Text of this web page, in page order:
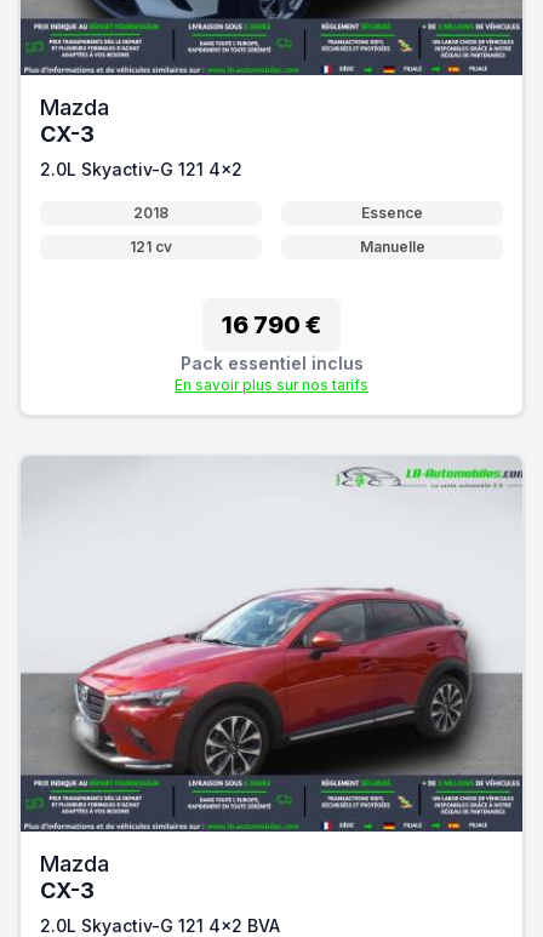
Mazda
CX-3
2.0L Skyactiv-G 121 4x2
2018
Essence
121 cv
Manuelle
16 790 €
Pack essentiel inclus
En savoir plus sur nos tarifs
Mazda
CX-3
2.0L Skyactiv-G 121 4x2 BVA